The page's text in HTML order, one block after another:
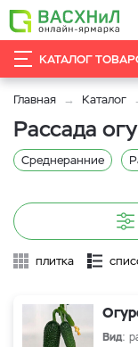
КАТАЛОГ
Главная Каталог
Рассада
Среднеранние
плитка
Вид: